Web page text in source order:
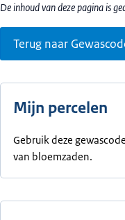
De inhoud van deze pagina is
Terug naar
Mijn percelen
Gebruik deze
van bloemzaden.